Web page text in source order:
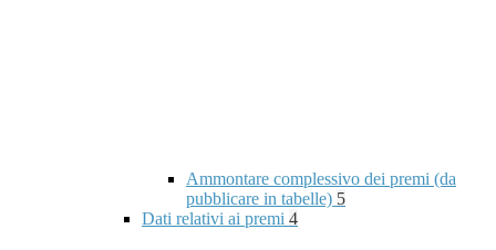
Ammontare complessivo dei premi (da
pubblicare in tabelle) 5
Dati relativi ai premi 4